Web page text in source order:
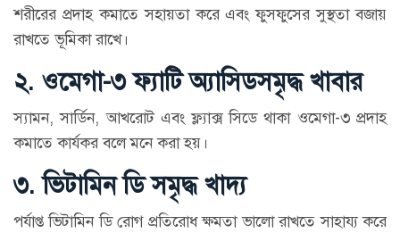
শরীরের প্রদাহ কমাতে সহায়তা করে এবং ফুসফুসের সুস্থতা বজায়
রাখতে ভূমিকা রাখে।
২. ওমেগা-৩ ফ্যাটি অ্যাসিডসমৃদ্ধ খাবার
স্যামন, সার্ডিন, আখরোট এবং ফ্ল্যাক্স সিডে থাকা ওমেগা-৩ প্রদাহ
কমাতে কার্যকর বলে মনে করা হয়।
৩. ভিটামিন ডি সমৃদ্ধ খাদ্য
পর্যাপ্ত ভিটামিন ডি রোগ প্রতিরোধ ক্ষমতা ভালো রাখতে সাহায্য করে